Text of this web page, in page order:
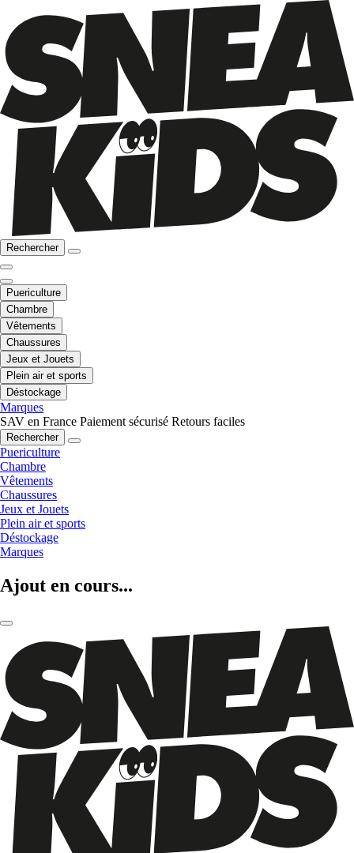
Rechercher
Puericulture
Chambre
Vêtements
Chaussures
Jeux et Jouets
Plein air et sports
Déstockage
Marques
SAV en France Paiement sécurisé Retours faciles
Rechercher
Puericulture
Chambre
Vêtements
Chaussures
Jeux et Jouets
Plein air et sports
Déstockage
Marques
Ajout en cours...